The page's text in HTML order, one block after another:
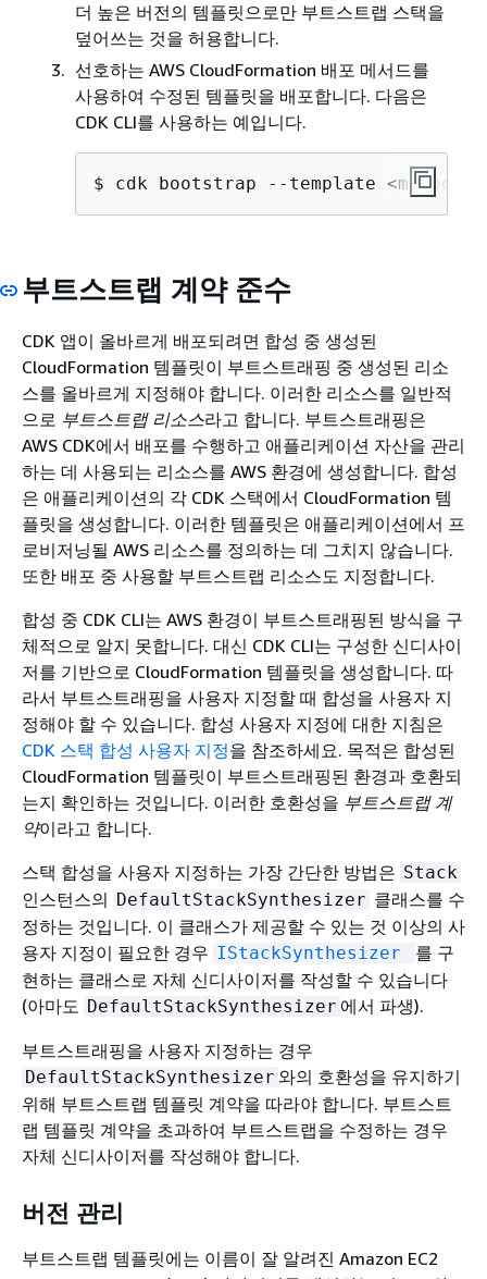
더 높은 버전의 템플릿으로만 부트스트랩 스택을
덮어쓰는 것을 허용합니다.
선호하는 AWS CloudFormation 배포 메서드를
사용하여 수정된 템플릿을 배포합니다. 다음은
CDK CLI를 사용하는 예입니다.
$ cdk bootstrap --template <my-
부트스트랩 계약 준수
CDK 앱이 올바르게 배포되려면 합성 중 생성된
CloudFormation 템플릿이 부트스트래핑 중 생성된 리소
스를 올바르게 지정해야 합니다. 이러한 리소스를 일반적
으로 부트스트랩 리소스라고 합니다. 부트스트래핑은
AWS CDK에서 배포를 수행하고 애플리케이션 자산을 관리
하는 데 사용되는 리소스를 AWS 환경에 생성합니다. 합성
은 애플리케이션의 각 CDK 스택에서 CloudFormation 템
플릿을 생성합니다. 이러한 템플릿은 애플리케이션에서 프
로비저닝될 AWS 리소스를 정의하는 데 그치지 않습니다.
또한 배포 중 사용할 부트스트랩 리소스도 지정합니다.
합성 중 CDK CLI는 AWS 환경이 부트스트래핑된 방식을 구
체적으로 알지 못합니다. 대신 CDK CLI는 구성한 신디사이
저를 기반으로 CloudFormation 템플릿을 생성합니다. 따
라서 부트스트래핑을 사용자 지정할 때 합성을 사용자 지
정해야 할 수 있습니다. 합성 사용자 지정에 대한 지침은
CDK 스택 합성 사용자 지정을 참조하세요. 목적은 합성된
CloudFormation 템플릿이 부트스트래핑된 환경과 호환되
는지 확인하는 것입니다. 이러한 호환성을 부트스트랩 계
약이라고 합니다.
스택 합성을 사용자 지정하는 가장 간단한 방법은 Stack
인스턴스의 DefaultStackSynthesizer 클래스를 수
정하는 것입니다. 이 클래스가 제공할 수 있는 것 이상의 사
용자 지정이 필요한 경우 IStackSynthesizer
를 구
현하는 클래스로 자체 신디사이저를 작성할 수 있습니다
(아마도 DefaultStackSynthesizer 에서 파생).
부트스트래핑을 사용자 지정하는 경우
DefaultStackSynthesizer 와의 호환성을 유지하기
위해 부트스트랩 템플릿 계약을 따라야 합니다. 부트스트
랩 템플릿 계약을 초과하여 부트스트랩을 수정하는 경우
자체 신디사이저를 작성해야 합니다.
버전 관리
부트스트랩 템플릿에는 이름이 잘 알려진 Amazon EC2